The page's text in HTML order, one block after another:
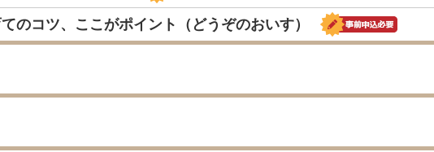
のコツ、ここがポイント（どうぞのおいす）